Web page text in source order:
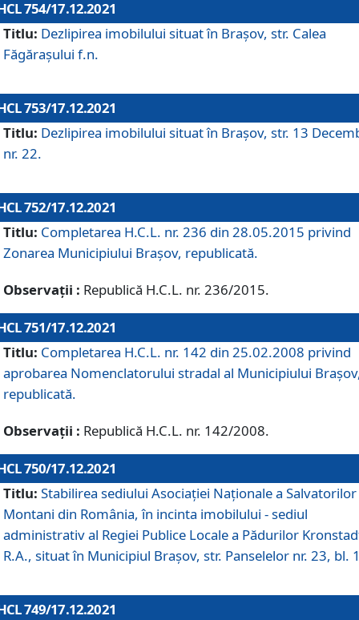
754/17.12.2021
Titlu: Dezlipirea imobilului situat în Brașov, str. Calea
Făgărașului f.n.
753/17.12.2021
Titlu: Dezlipirea imobilului situat în Brașov, str. 13
nr. 22.
752/17.12.2021
Titlu: Completarea H.C.L. nr. 236 din 28.05.2015 privind
Zonarea Municipiului Braşov, republicată.
Observații : Republică H.C.L. nr. 236/2015.
751/17.12.2021
Titlu: Completarea H.C.L. nr. 142 din 25.02.2008 privind
aprobarea Nomenclatorului stradal al Municipiului
republicată.
Observații : Republică H.C.L. nr. 142/2008.
750/17.12.2021
Titlu: Stabilirea sediului Asociației Naționale a Salvatorilor
Montani din România, în incinta imobilului - sediul
administrativ al Regiei Publice Locale a Pădurilor
R.A., situat în Municipiul Braşov, str. Panselelor nr. 23, bl.
749/17.12.2021